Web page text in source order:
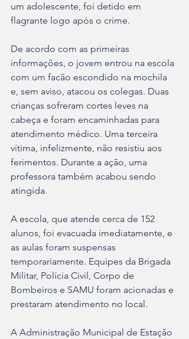
um adolescente, foi detido em
flagrante logo após o crime.
De acordo com as primeiras
informações, o jovem entrou na escola
com um facão escondido na mochila
e, sem aviso, atacou os colegas. Duas
crianças sofreram cortes leves na
cabeça e foram encaminhadas para
atendimento médico. Uma terceira
vítima, infelizmente, não resistiu aos
ferimentos. Durante a ação, uma
professora também acabou sendo
atingida.
A escola, que atende cerca de 152
alunos, foi evacuada imediatamente, e
as aulas foram suspensas
temporariamente. Equipes da Brigada
Militar, Polícia Civil, Corpo de
Bombeiros e SAMU foram acionadas e
prestaram atendimento no local.
A Administração Municipal de Estação